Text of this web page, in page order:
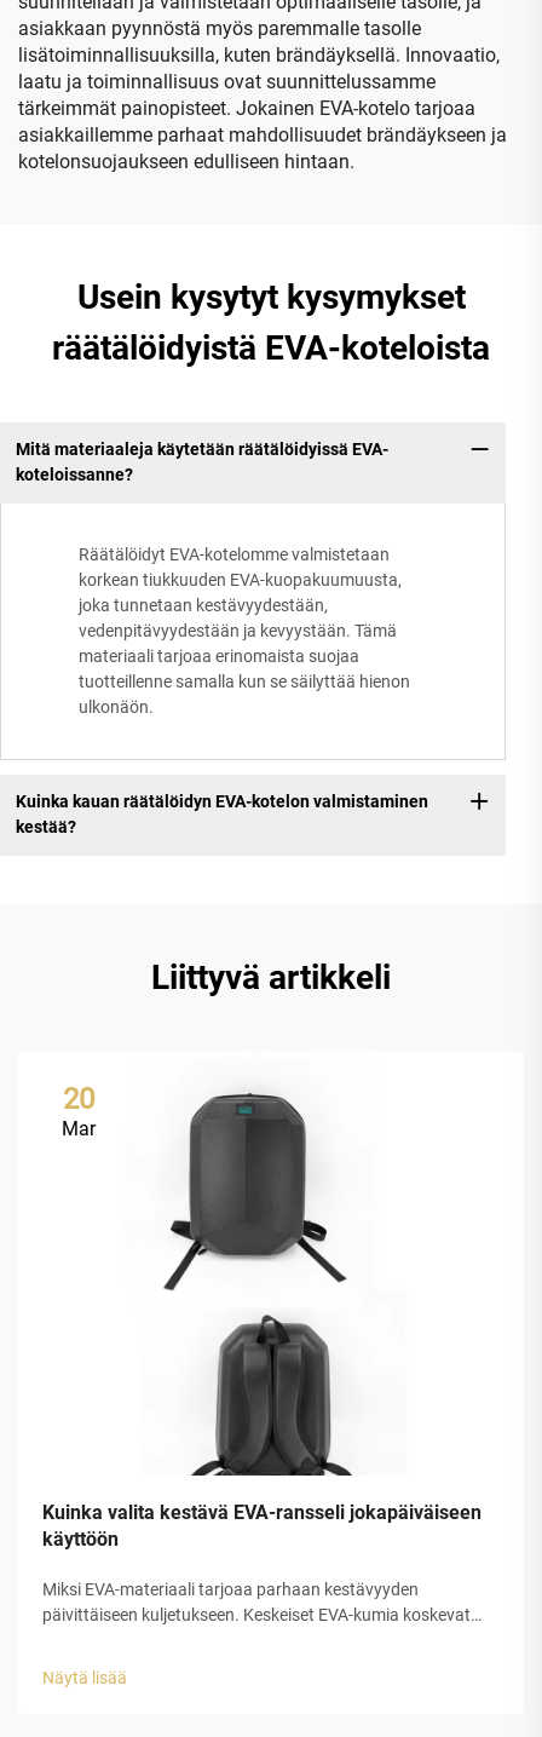
asiakkaan pyynnöstä myös paremmalle tasolle
lisätoiminnallisuuksilla, kuten brändäyksellä. Innovaatio,
laatu ja toiminnallisuus ovat suunnittelussamme
tärkeimmät painopisteet. Jokainen EVA-kotelo tarjoaa
asiakkaillemme parhaat mahdollisuudet brändäykseen ja
kotelonsuojaukseen edulliseen hintaan.
Usein kysytyt kysymykset
räätälöidyistä EVA-koteloista
Mitä materiaaleja käytetään räätälöidyissä EVA-
koteloissanne?
Räätälöidyt EVA-kotelomme valmistetaan
korkean tiukkuuden EVA-kuopakuumuusta,
joka tunnetaan kestävyydestään,
vedenpitävyydestään ja kevyystään. Tämä
materiaali tarjoaa erinomaista suojaa
tuotteillenne samalla kun se säilyttää hienon
ulkonäön.
Kuinka kauan räätälöidyn EVA-kotelon valmistaminen
kestää?
Liittyvä artikkeli
20
Mar
Kuinka valita kestävä EVA-ransseli jokapäiväiseen
käyttöön
Miksi EVA-materiaali tarjoaa parhaan kestävyyden
päivittäiseen kuljetukseen. Keskeiset EVA-kumia koskevat
koska sen kolme pääominaisuutta tekevät siitä...
Näytä lisää